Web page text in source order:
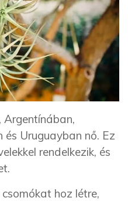
Uruguayban nő. Ez
rendelkezik, és
hoz létre,